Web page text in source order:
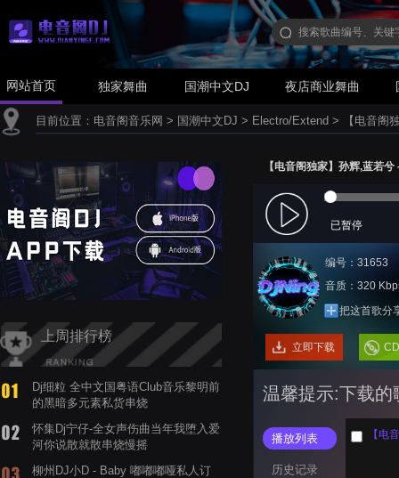
网站首页 独家舞曲 国潮中文DJ 夜店商业舞曲
目前位置： 电音阁音乐网 > 国潮中文DJ > Electro/Extend > 【电音阁
上周排行榜
Dj细粒 全中文国粤语Club音乐黎明前
的黑暗多元素私货串烧
怀集Dj宁仔-全女声伤曲当年我堕入爱
河你说散就散串烧慢摇
柳州DJ小D - Baby 嘟嘟嘟哑私人订
【电音阁独家】孙辉,蓝若
已暂停
编号：31653
音质：320
把这首歌分
立即下载
温馨提示:下载的
播放列表
历史记录
【电